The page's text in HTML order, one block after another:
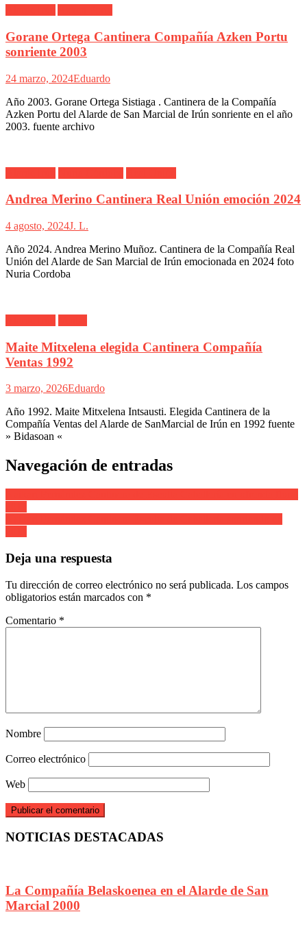
Gorane Ortega Cantinera Compañía Azken Portu
sonriente 2003
24 marzo, 2024Eduardo
Año 2003. Gorane Ortega Sistiaga . Cantinera de la Compañía
Azken Portu del Alarde de San Marcial de Irún sonriente en el año
2003. fuente archivo
Andrea Merino Cantinera Real Unión emoción 2024
4 agosto, 2024J. L.
Año 2024. Andrea Merino Muñoz. Cantinera de la Compañía Real
Unión del Alarde de San Marcial de Irún emocionada en 2024 foto
Nuria Cordoba
Maite Mitxelena elegida Cantinera Compañía
Ventas 1992
3 marzo, 2026Eduardo
Año 1992. Maite Mitxelena Intsausti. Elegida Cantinera de la
Compañía Ventas del Alarde de SanMarcial de Irún en 1992 fuente
» Bidasoan «
Navegación de entradas
Deja una respuesta
Tu dirección de correo electrónico no será publicada. Los campos
obligatorios están marcados con *
Comentario *
Nombre
Correo electrónico
Web
NOTICIAS DESTACADAS
La Compañía Belaskoenea en el Alarde de San
Marcial 2000